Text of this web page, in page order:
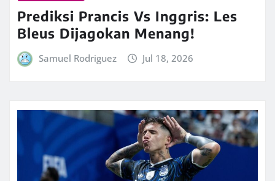
Prediksi Prancis Vs Inggris: Les
Bleus Dijagokan Menang!
Samuel Rodriguez Jul 18, 2026